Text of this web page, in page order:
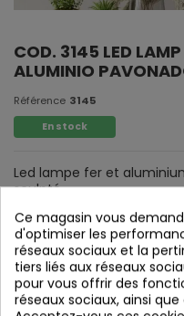
COD. 3145 LED
ALUMINIO
Référence 3145
En stock
Led lampe fer et
sculpté.
6 tulipes
Ce magasin vous
d'optimiser les
réseaux sociaux et la
tiers liés aux réseaux
pour vous offrir des
réseaux sociaux, ainsi